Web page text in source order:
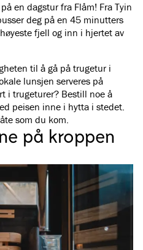
en dagstur fra Flåm! Fra Tyin
deg på en 45 minutters
fjell og inn i hjertet av
til å gå på trugetur i
lunsjen serveres på
i trugeturer? Bestill noe å
peisen inne i hytta i stedet.
som du kom.
på kroppen